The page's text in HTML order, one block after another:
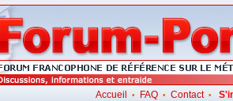
Accueil • FAQ• Contact•